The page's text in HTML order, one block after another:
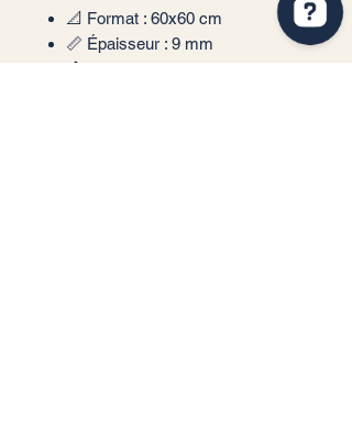
📐 Format : 60x60 cm
📏 Épaisseur : 9 mm
🏠 Usage : Sol et Mur (Intérieur